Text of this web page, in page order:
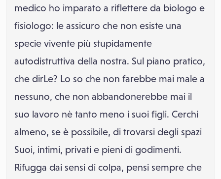
medico ho imparato a riflettere da biologo e
fisiologo: le assicuro che non esiste una
specie vivente più stupidamente
autodistruttiva della nostra. Sul piano pratico,
che dirLe? Lo so che non farebbe mai male a
nessuno, che non abbandonerebbe mai il
suo lavoro nè tanto meno i suoi figli. Cerchi
almeno, se è possibile, di trovarsi degli spazi
Suoi, intimi, privati e pieni di godimenti.
Rifugga dai sensi di colpa, pensi sempre che